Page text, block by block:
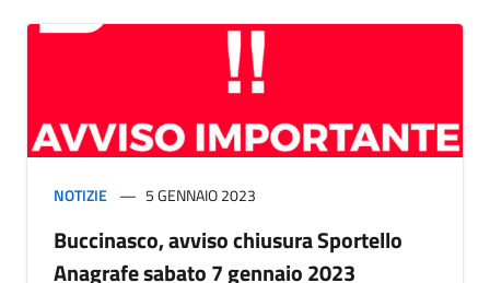
NOTIZIE 5 GENNAIO 2023
Buccinasco, avviso chiusura Sportello
Anagrafe sabato 7 gennaio 2023